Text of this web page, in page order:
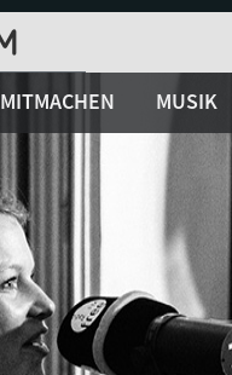
MITMACHEN MUSIK